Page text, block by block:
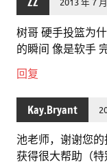
树哥 硬手投篮为
的瞬间 像是软手
回复
Kay.Bryant
池老师，谢谢您
获得很大帮助（特